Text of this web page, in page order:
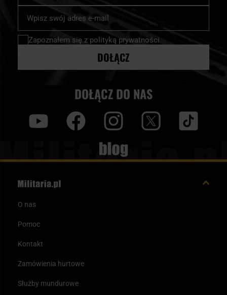
nasz
newsletter:
Zapoznałem się z polityką prywatności
DOŁĄCZ
DOŁĄCZ DO NAS
Blog
O nas
Pomoc
Kontakt
Zamówienia hurtowe
Służby mundurowe